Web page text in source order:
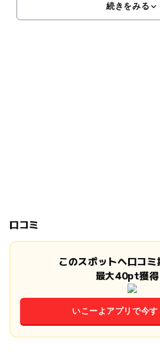
続きをみる
口コミ
このスポットへ口コミ
最大40pt獲得
いこーよアプリで今す